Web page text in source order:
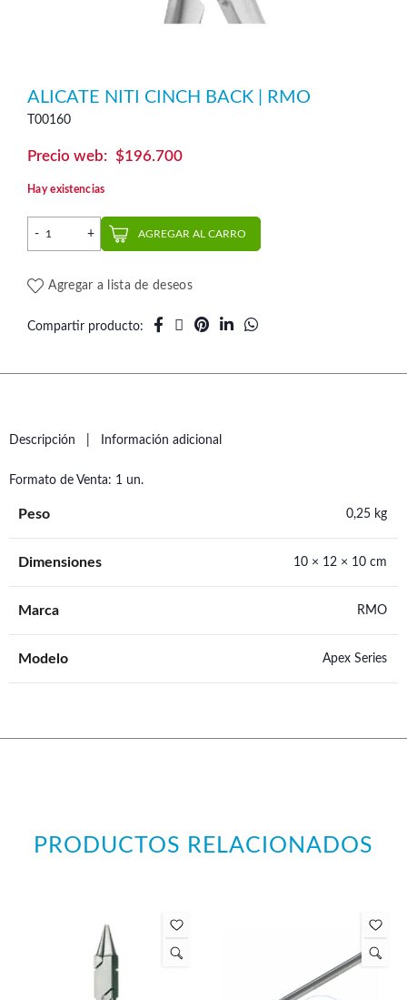
ALICATE NITI CINCH BACK | RMO
T00160
$196.700
Hay existencias
Alicate Niti Cinch Back | RMO cantidad
AGREGAR AL CARRO
Agregar a lista de deseos
Compartir producto
Descripción Información adicional
Formato de Venta: 1 un.
Peso 0,25 kg
Dimensiones 10 × 12 × 10 cm
Marca RMO
Modelo Apex Series
PRODUCTOS RELACIONADOS